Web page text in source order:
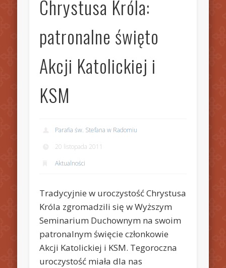
Chrystusa Króla:
patronalne święto
Akcji Katolickiej i
KSM
Parafia św. Stefana w Radomiu
20 listopada 2011
Aktualności
Tradycyjnie w uroczystość Chrystusa
Króla zgromadzili się w Wyższym
Seminarium Duchownym na swoim
patronalnym święcie członkowie
Akcji Katolickiej i KSM. Tegoroczna
uroczystość miała dla nas